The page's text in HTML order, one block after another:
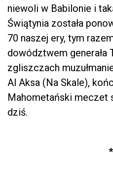
niewoli w Babilonie i
Świątynia została
70 naszej ery, tym
dowództwem generała
zgliszczach
Al Aksa (Na Skale),
Mahometański meczet
dziś.
*